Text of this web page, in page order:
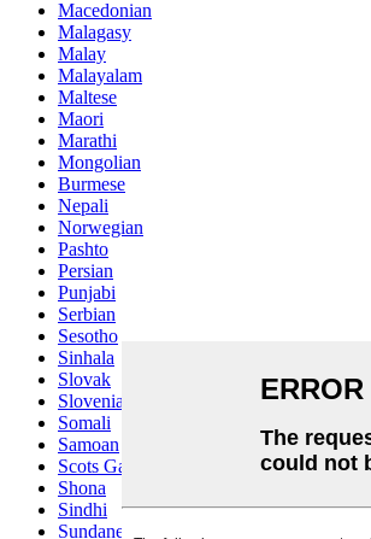
Macedonian
Malagasy
Malay
Malayalam
Maltese
Maori
Marathi
Mongolian
Burmese
Nepali
Norwegian
Pashto
Persian
Punjabi
Serbian
Sesotho
Sinhala
Slovak
Slovenian
Somali
Samoan
Scots Gaelic
Shona
Sindhi
Sundanese